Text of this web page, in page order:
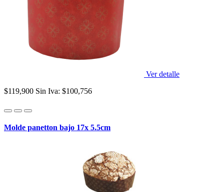
Ver detalle
$119,900 Sin Iva: $100,756
Molde panetton bajo 17x 5.5cm